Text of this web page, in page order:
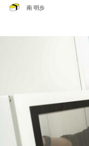
南 明歩